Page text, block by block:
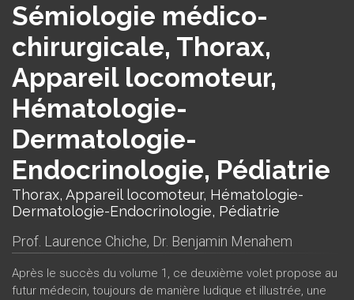
Sémiologie médico-
chirurgicale, Thorax,
Appareil locomoteur,
Hématologie-
Dermatologie-
Endocrinologie, Pédiatrie
Thorax, Appareil locomoteur, Hématologie-
Dermatologie-Endocrinologie, Pédiatrie
Prof. Laurence Chiche, Dr. Benjamin Menahem
Après le succès du volume 1, ce deuxième volet propose au
futur médecin, toujours de manière ludique et illustrée, une